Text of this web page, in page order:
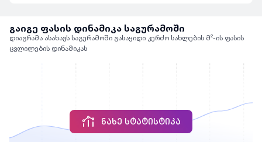
გაიგე ფასის დინამიკა საგურამოში
დიაგრამა ასახავს საგურამოში გასაყიდი კერძო სახლების მ²-ის ფასის
ცვლილების დინამიკას
ᲜᲐᲮᲔ ᲡᲢᲐᲢᲘᲡᲢᲘᲙᲐ